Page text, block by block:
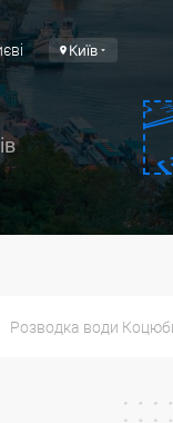
Київ
Розводка води